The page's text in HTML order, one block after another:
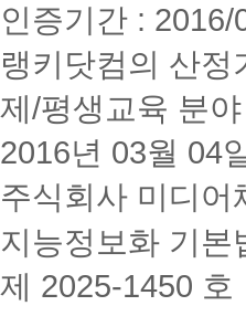
인증기간 :
랭키닷컴의 산
제/평생교육 분
2016년 03월 04
주식회사 미디어
지능정보화 기본
제 2025-1450 호